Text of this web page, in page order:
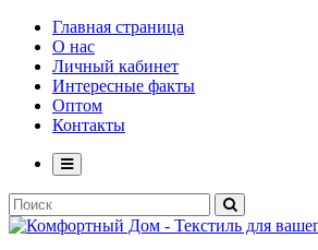
Главная страница
О нас
Личный кабинет
Интересные факты
Оптом
Контакты